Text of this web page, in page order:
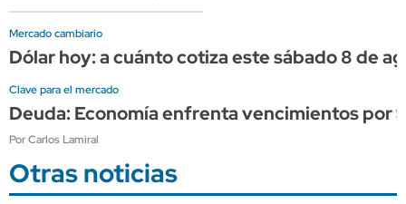
Mercado cambiario
Dólar hoy: a cuánto cotiza este sábado 8 de
Clave para el mercado
Deuda: Economía enfrenta vencimientos por
Por Carlos Lamiral
Otras noticias